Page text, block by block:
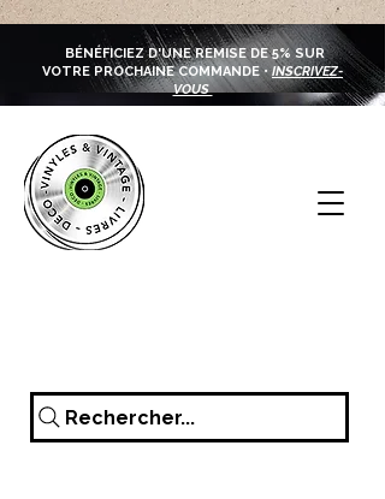
BÉNÉFICIEZ D'UNE REMISE DE 5% SUR
VOTRE PROCHAINE COMMANDE • INSCRIVEZ-
VOUS
Rechercher...